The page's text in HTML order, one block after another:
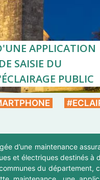
APPLICATION
SAISIE DU
PUBLIC
d’une maintenance
et électriques destinés à
du